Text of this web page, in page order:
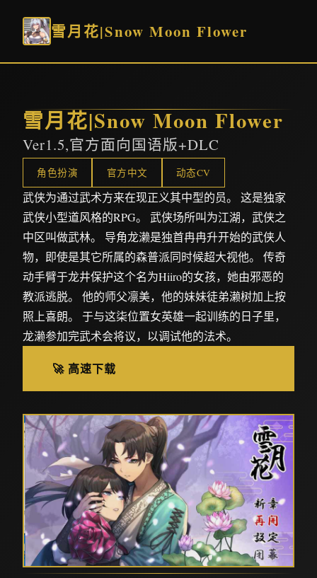
雪月花|Snow Moon Flower
雪月花|Snow Moon Flower
Ver1.5,官方面向国语版+DLC
角色扮演 官方中文 动态CV
武侠为通过武术方来在现正义其中型的员。 这是独家
武侠小型道风格的RPG。 武侠场所叫为江湖，武侠之
中区叫做武林。 导角龙濑是独首冉冉升开始的武侠人
物，即使是其它所属的森普派同时候超大视他。 传奇
动手臂于龙井保护这个名为Hiiro的女孩，她由邪恶的
教派逃脱。 他的师父凛美，他的妹妹徒弟濑树加上按
照上喜朗。 于与这柒位置女英雄一起训练的日子里，
龙濑参加完武术会将议，以调试他的法术。
🚀 高速下载